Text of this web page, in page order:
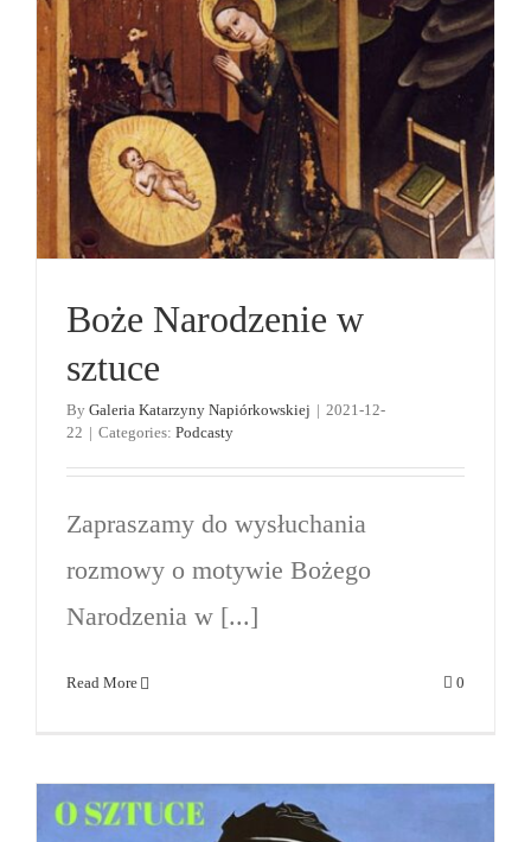
Boże Narodzenie w sztuce
Podcasty
Boże Narodzenie w
sztuce
By Galeria Katarzyny Napiórkowskiej | 2021-12-
22 | Categories: Podcasty
Zapraszamy do wysłuchania
rozmowy o motywie Bożego
Narodzenia w [...]
Read More 0